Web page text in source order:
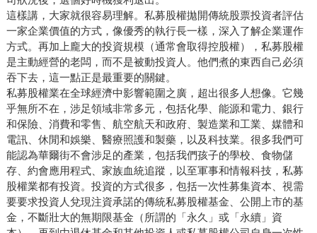
這樣講，大家就很容易理解。私募股權拋開傳統股票投資者評估
一家企業價值的方式，像優秀的執行長一樣，深入了解企業運作
方式。再加上龐大的投資規模（通常會取得控股權），私募股權
是主動經營的老闆，而不是被動投資人。他們煮的東西自己必須
吞下去，這一點正是最重要的關鍵。
私募股權業在全球經濟中影響範圍之廣，超出很多人想像。它幾
乎無所不在，涉足領域非常多元，包括化學、能源和電力、銀行
和保險、消費和零售、航空航天和政府、製造業和工業、媒體和
電訊、休閒和娛樂、醫療照護和製藥，以及科技業。很多我們可
能認為華爾街不會涉足的產業，包括我們孩子的學校、食物儲
存、約會應用程式、家族血統追蹤，以至軍事和情報科技，私募
股權業都有投資。投資的方式很多，包括一次性募集資本、視需
要要求投資人兌現注資承諾的傳統私募股權基金、公開上市的基
金，不斷壯大的無期限基金（所謂的「永久」或「永續」資